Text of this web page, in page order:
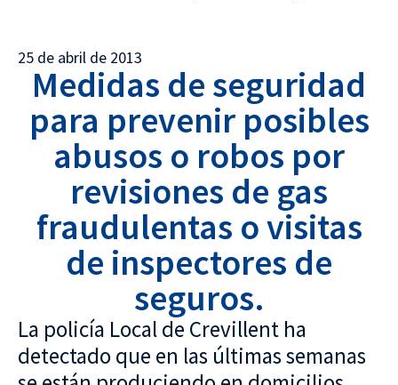
25 de abril de 2013
Medidas de seguridad
para prevenir posibles
abusos o robos por
revisiones de gas
fraudulentas o visitas
de inspectores de
seguros.
La policía Local de Crevillent ha
detectado que en las últimas semanas